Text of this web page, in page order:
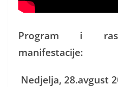
Program i
manifestacije:
Nedjelja, 28.avgust